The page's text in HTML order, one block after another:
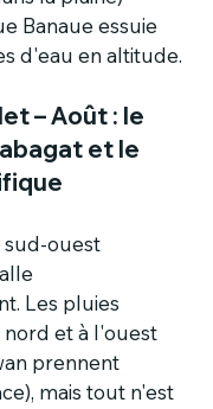
Banaue essuie
d'eau en altitude.
– Août : le
et le
sud-ouest
Les pluies
et à l'ouest
prennent
mais tout n'est